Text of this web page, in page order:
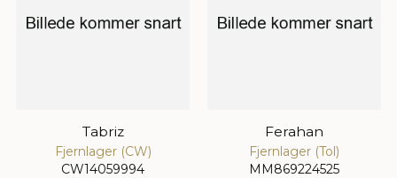
Tabriz
Fjernlager (CW)
CW14059994
Ferahan
Fjernlager (Tol)
MM869224525